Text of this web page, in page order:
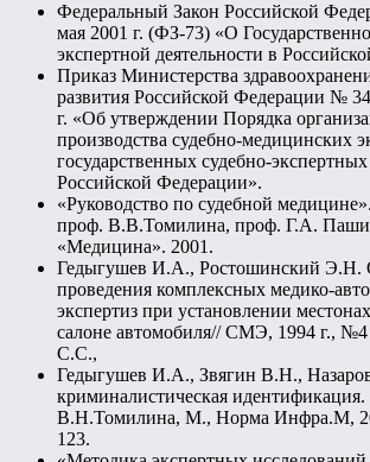
Федеральный Закон Российской
мая 2001 г. (ФЗ-73) «О
экспертной деятельности в
Приказ Министерства
развития Российской Федерации №
г. «Об утверждении Порядка
производства судебно-медицинских
государственных судебно-
Российской Федерации».
«Руководство по судебной
проф. В.В.Томилина, проф. Г.А.
«Медицина». 2001.
Гедыгушев И.А., Ростошинский Э.Н.
проведения комплексных медико-
экспертиз при установлении
салоне автомобиля// СМЭ, 1994 г.,
С.С.,
Гедыгушев И.А., Звягин В.Н.,
криминалистическая
В.Н.Томилина, М., Норма Инфра.М,
123.